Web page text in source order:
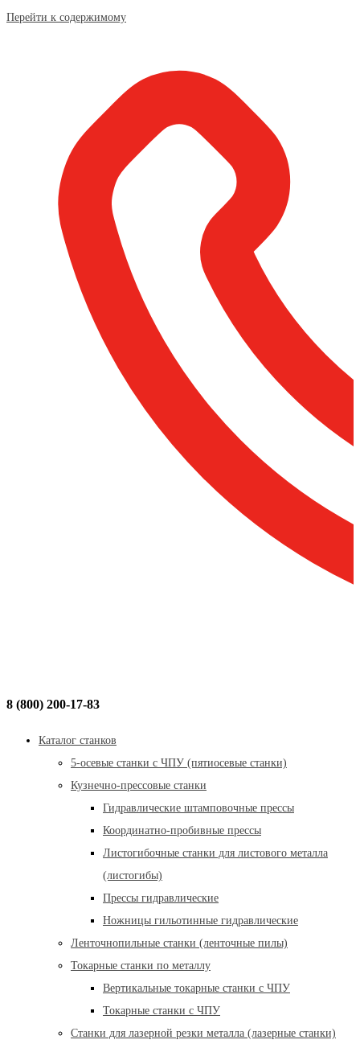
Перейти к содержимому
8 (800) 200-17-83
Каталог станков
5-осевые станки с ЧПУ (пятиосевые станки)
Кузнечно-прессовые станки
Гидравлические штамповочные прессы
Координатно-пробивные прессы
Листогибочные станки для листового металла
(листогибы)
Прессы гидравлические
Ножницы гильотинные гидравлические
Ленточнопильные станки (ленточные пилы)
Токарные станки по металлу
Вертикальные токарные станки с ЧПУ
Токарные станки с ЧПУ
Станки для лазерной резки металла (лазерные станки)